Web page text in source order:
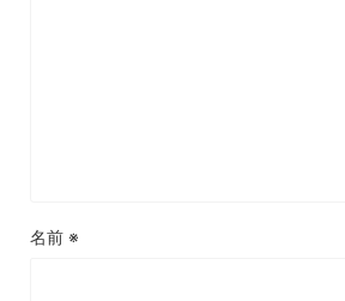
名前 ※